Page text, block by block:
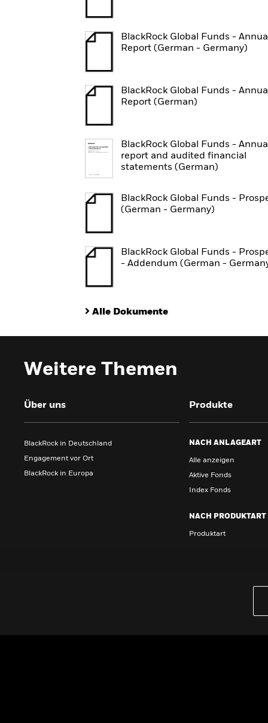
BlackRock Global Funds -
Report (German - Germany)
BlackRock Global Funds -
Report (German)
BlackRock Global Funds -
report and audited financial
statements (German)
BlackRock Global Funds -
(German - Germany)
BlackRock Global Funds -
- Addendum (German -
Alle Dokumente
Weitere Themen
Über uns
BlackRock in Deutschland
Engagement vor Ort
BlackRock in Europa
Produkte
NACH ANLAGEART
Alle anzeigen
Aktive Fonds
Index Fonds
NACH PRODUKTART
Produktart